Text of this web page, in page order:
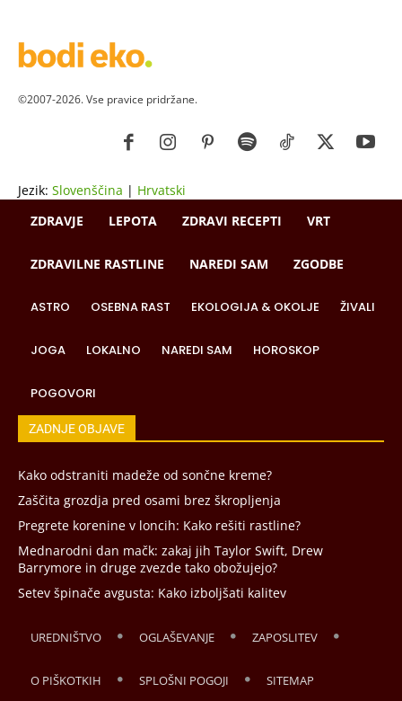
©2007-2026. Vse pravice pridržane.
Jezik: Slovenščina | Hrvatski
ZDRAVJE
LEPOTA ZDRAVI RECEPTI VRT
ZDRAVILNE RASTLINE NAREDI SAM ZGODBE
ASTRO OSEBNA RAST EKOLOGIJA & OKOLJE ŽIVALI
JOGA LOKALNO NAREDI SAM HOROSKOP
POGOVORI
ZADNJE OBJAVE
Kako odstraniti madeže od sončne kreme?
Zaščita grozdja pred osami brez škropljenja
Pregrete korenine v loncih: Kako rešiti rastline?
Mednarodni dan mačk: zakaj jih Taylor Swift, Drew
Barrymore in druge zvezde tako obožujejo?
Setev špinače avgusta: Kako izboljšati kalitev
UREDNIŠTVO OGLAŠEVANJE ZAPOSLITEV
O PIŠKOTKIH SPLOŠNI POGOJI SITEMAP